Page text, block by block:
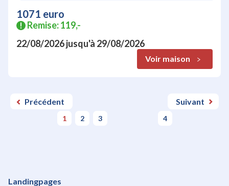
1071 euro
!
Remise: 119,-
22/08/2026jusqu'à 29/08/2026
Voir maison
Précédent
1 2 3 4
Suivant
Landingpages